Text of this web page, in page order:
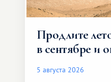
Продлите
в сентябре и
5 августа 2026